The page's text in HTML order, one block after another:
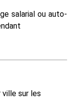
salarial ou auto-
sur les